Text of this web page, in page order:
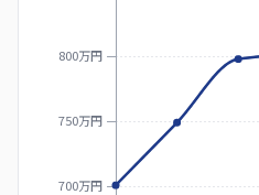
700万円
750万円
800万円